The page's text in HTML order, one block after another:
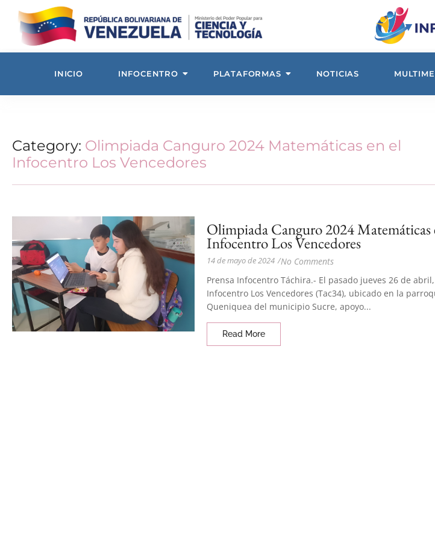
INICIO INFOCENTRO PLATAFORMAS NOTICIAS
Category: Olimpiada Canguro 2024 Matemáticas en el
Infocentro Los Vencedores
Olimpiada Canguro 2024 Matemáticas
Infocentro Los Vencedores
14 de mayo de 2024 /No Comments
Prensa Infocentro Táchira.- El pasado jueves 26 de
Infocentro Los Vencedores (Tac34), ubicado en la
Queniquea del municipio Sucre, apoyo...
Read More